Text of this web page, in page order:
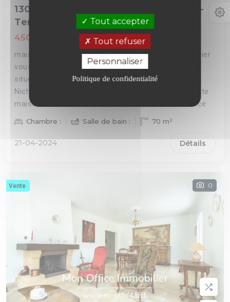
1300m2 - Travaux non-négligeables -
Terr
450 000 €
maison 4 pièces 13840 Rognes Mon Office Immobilier
vous propose à la vente cette charmante maison
située dans un quartier résidentiel prisé de Rognes.
Nichée au cœur d'un cadre champêtre et calme, cette
maison fonctionnelle et lumineuse offre une surface
Chambre : Salle de bain : 70 m²
21-04-2024 Détails
Vente 0
Tout accepter
Tout refuser
Personnaliser
Politique de confidentialité